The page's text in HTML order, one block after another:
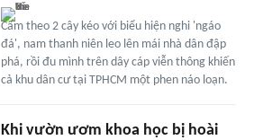
Cầm theo 2 cây kéo với biểu hiện nghi 'ngáo
đá', nam thanh niên leo lên mái nhà dân đập
phá, rồi đu mình trên dây cáp viễn thông khiến
cả khu dân cư tại TPHCM một phen náo loạn.
Khi vườn ươm khoa học bị hoài